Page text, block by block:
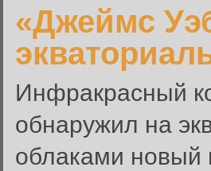
«Джеймс
Инфракрасный
обнаружил на
облаками новый